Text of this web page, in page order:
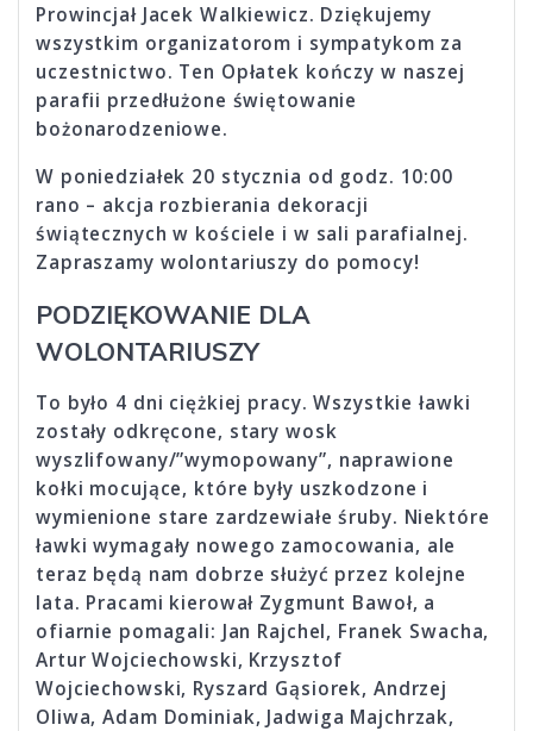
Prowincjał Jacek Walkiewicz. Dziękujemy
wszystkim organi­za­torom i sympatykom za
uczestnictwo. Ten Opłatek kończy w naszej
parafii przedłużone świętowanie
bożonarodzeniowe.
W poniedziałek 20 stycznia od godz. 10:00
rano – akcja rozbierania dekoracji
świątecznych w kościele i w sali parafialnej.
Zapraszamy wolontariuszy do pomocy!
PODZIĘKOWANIE DLA
WOLONTARIUSZY
To było 4 dni ciężkiej pracy. Wszystkie ławki
zostały odkręcone, stary wosk
wyszlifowany/”wymopowany”, naprawione
kołki mocujące, które były uszkodzone i
wymienione stare zardzewiałe śruby. Niektóre
ławki wymagały nowego zamocowania, ale
teraz będą nam dobrze służyć przez kolejne
lata. Pracami kierował Zygmunt Bawoł, a
ofiarnie pomagali: Jan Rajchel, Franek Swacha,
Artur Wojciechowski, Krzysztof
Wojciechowski, Ryszard Gąsiorek, Andrzej
Oliwa, Adam Dominiak, Jadwiga Majchrzak,